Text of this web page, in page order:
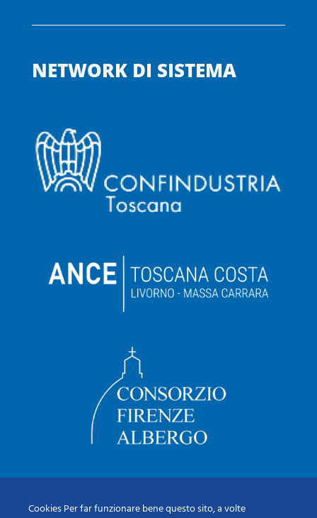
NETWORK DI SISTEMA
Cookies Per far funzionare bene questo sito, a volte